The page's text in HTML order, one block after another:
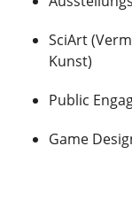
SciArt
Kunst)
Public
Game